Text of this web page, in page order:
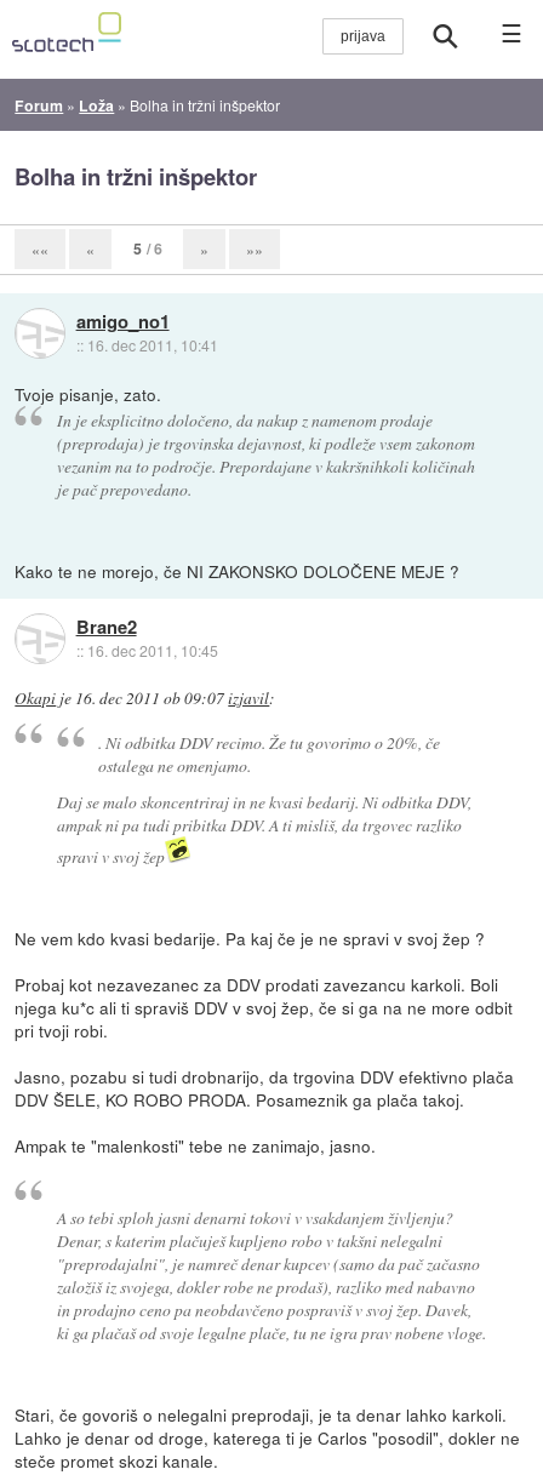
☰
Forum » Loža » Bolha in tržni inšpektor
Bolha in tržni inšpektor
«« « 5 / 6 » »»
amigo_no1
:: 16. dec 2011, 10:41
Tvoje pisanje, zato.
In je eksplicitno določeno, da nakup z namenom prodaje
(preprodaja) je trgovinska dejavnost, ki podleže vsem zakonom
vezanim na to področje. Prepordajane v kakršnihkoli količinah
je pač prepovedano.
Kako te ne morejo, če NI ZAKONSKO DOLOČENE MEJE ?
Brane2
:: 16. dec 2011, 10:45
Okapi je 16. dec 2011 ob 09:07izjavil:
. Ni odbitka DDV recimo. Že tu govorimo o 20%, če
ostalega ne omenjamo.
Daj se malo skoncentriraj in ne kvasi bedarij. Ni odbitka DDV,
ampak ni pa tudi pribitka DDV. A ti misliš, da trgovec razliko
spravi v svoj žep
Ne vem kdo kvasi bedarije. Pa kaj če je ne spravi v svoj žep ?
Probaj kot nezavezanec za DDV prodati zavezancu karkoli. Boli
njega ku*c ali ti spraviš DDV v svoj žep, če si ga na ne more odbit
pri tvoji robi.
Jasno, pozabu si tudi drobnarijo, da trgovina DDV efektivno plača
DDV ŠELE, KO ROBO PRODA. Posameznik ga plača takoj.
Ampak te "malenkosti" tebe ne zanimajo, jasno.
A so tebi sploh jasni denarni tokovi v vsakdanjem življenju?
Denar, s katerim plačuješ kupljeno robo v takšni nelegalni
"preprodajalni", je namreč denar kupcev (samo da pač začasno
založiš iz svojega, dokler robe ne prodaš), razliko med nabavno
in prodajno ceno pa neobdavčeno pospraviš v svoj žep. Davek,
ki ga plačaš od svoje legalne plače, tu ne igra prav nobene vloge.
Stari, če govoriš o nelegalni preprodaji, je ta denar lahko karkoli.
Lahko je denar od droge, katerega ti je Carlos "posodil", dokler ne
steče promet skozi kanale.